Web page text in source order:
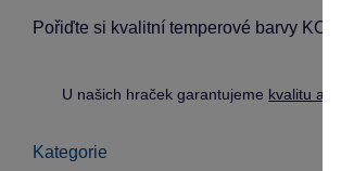
Pořiďte si kvalitní temperové barvy
U našich hraček garantujeme kvalitu a
Kategorie